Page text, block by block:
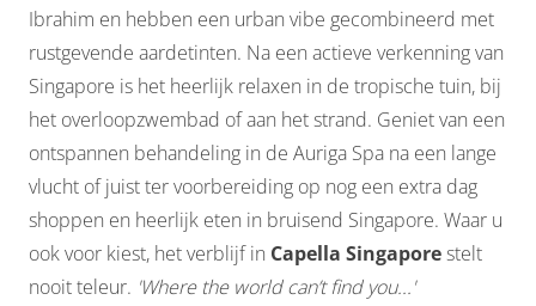
Ibrahim en hebben een urban vibe gecombineerd met
rustgevende aardetinten. Na een actieve verkenning van
Singapore is het heerlijk relaxen in de tropische tuin, bij
het overloopzwembad of aan het strand. Geniet van een
ontspannen behandeling in de Auriga Spa na een lange
vlucht of juist ter voorbereiding op nog een extra dag
shoppen en heerlijk eten in bruisend Singapore. Waar u
ook voor kiest, het verblijf in Capella Singaporestelt
nooit teleur. 'Where the world can’t find you...'